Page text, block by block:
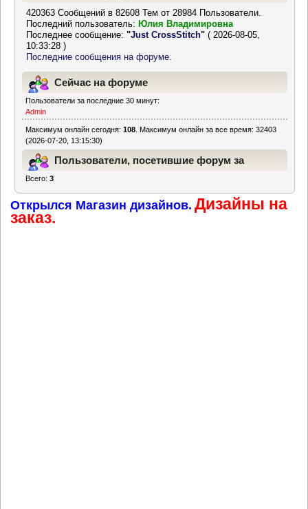
420363 Сообщений в 82608 Тем от 28984 Пользователи.
Последний пользователь: Юлия Владимировна
Последнее сообщение:"Just CrossStitch" ( 2026-08-05,
10:33:28 )
Последние сообщения на форуме.
Сейчас на форуме
Пользователи за последние 30 минут:
Admin
Максимум онлайн сегодня:108 . Максимум онлайн за все время: 32403
(2026-07-20, 13:15:30)
Пользователи, посетившие форум за
Всего:3
Открылся Магазин дизайнов. Дизайны на
заказ.